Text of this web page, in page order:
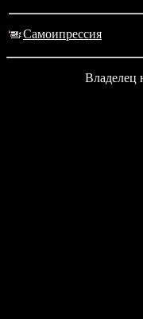
Самоипрессия
Владелец